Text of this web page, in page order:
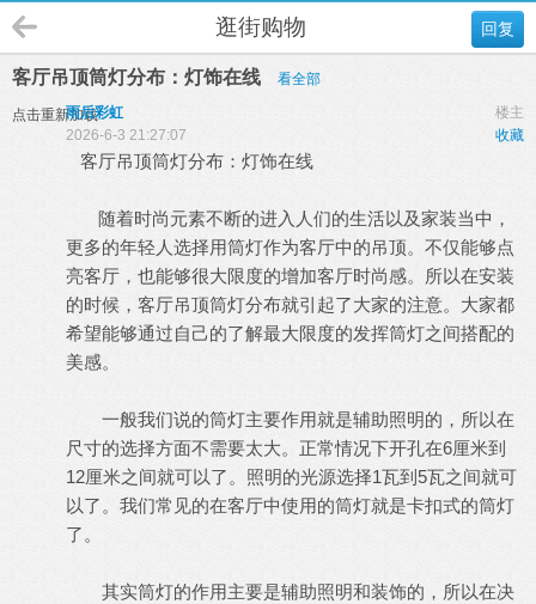
回复
逛街购物
客厅吊顶筒灯分布：灯饰在线 看全部
点击重新加载 楼主
雨后彩虹
收藏
2026-6-3 21:27:07
客厅吊顶筒灯分布：灯饰在线
随着时尚元素不断的进入人们的生活以及家装当中，
更多的年轻人选择用筒灯作为客厅中的吊顶。不仅能够点
亮客厅，也能够很大限度的增加客厅时尚感。所以在安装
的时候，客厅吊顶筒灯分布就引起了大家的注意。大家都
希望能够通过自己的了解最大限度的发挥筒灯之间搭配的
美感。
一般我们说的筒灯主要作用就是辅助照明的，所以在
尺寸的选择方面不需要太大。正常情况下开孔在6厘米到
12厘米之间就可以了。照明的光源选择1瓦到5瓦之间就可
以了。我们常见的在客厅中使用的筒灯就是卡扣式的筒灯
了。
其实筒灯的作用主要是辅助照明和装饰的，所以在决